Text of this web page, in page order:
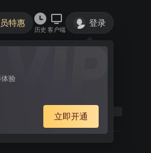
特惠
历史 客户端
登录
验
立即开通